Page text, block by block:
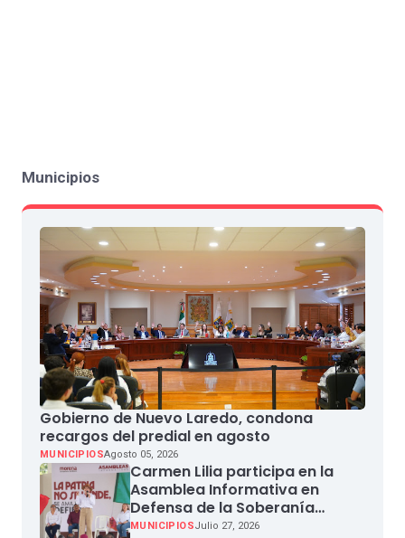
Municipios
Gobierno de Nuevo Laredo, condona
recargos del predial en agosto
MUNICIPIOSAgosto 05, 2026
Carmen Lilia participa en la
Asamblea Informativa en
Defensa de la Soberanía
Nacional en Miguel Aleman
MUNICIPIOSJulio 27, 2026